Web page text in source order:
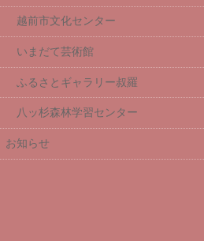
越前市文化センター
いまだて芸術館
ふるさとギャラリー叔羅
八ッ杉森林学習センター
お知らせ